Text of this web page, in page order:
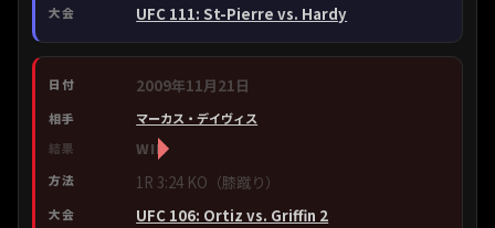
UFC 111: St-Pierre vs. Hardy
2009年11月21日
マーカス・デイヴィス
WIN
1R 3:24 KO（膝蹴り）
UFC 106: Ortiz vs. Griffin 2